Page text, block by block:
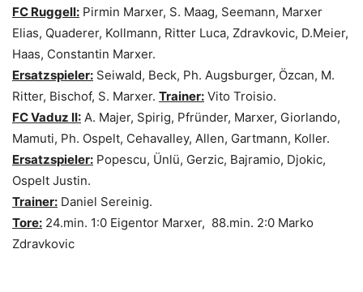
FC Ruggell: Pirmin Marxer, S. Maag, Seemann, Marxer
Elias, Quaderer, Kollmann, Ritter Luca, Zdravkovic, D.Meier,
Haas, Constantin Marxer.
Ersatzspieler: Seiwald, Beck, Ph. Augsburger, Özcan, M.
Ritter, Bischof, S. Marxer. Trainer: Vito Troisio.
FC Vaduz II: A. Majer, Spirig, Pfründer, Marxer, Giorlando,
Mamuti, Ph. Ospelt, Cehavalley, Allen, Gartmann, Koller.
Ersatzspieler: Popescu, Ünlü, Gerzic, Bajramio, Djokic,
Ospelt Justin.
Trainer: Daniel Sereinig.
Tore: 24.min. 1:0 Eigentor Marxer, 88.min. 2:0 Marko
Zdravkovic